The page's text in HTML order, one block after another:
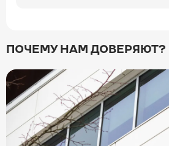
ПОЧЕМУ НАМ ДОВЕРЯЮТ?